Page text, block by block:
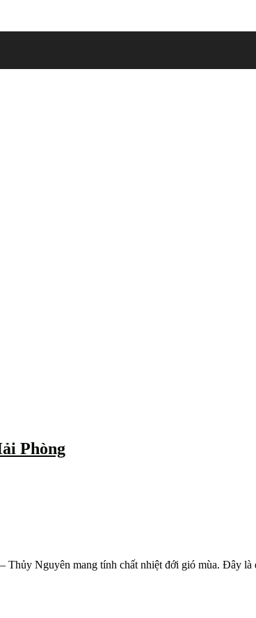
Phòng
Nguyên mang tính chất nhiệt đới gió mùa. Đây